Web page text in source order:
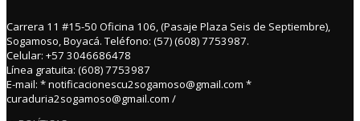
Carrera 11 #15-50 Oficina 106, (Pasaje Plaza Seis de Septiembre),
Sogamoso, Boyacá. Teléfono: (57) (608) 7753987.
Celular: +57 3046686478
Línea gratuita: (608) 7753987
E-mail: * notificacionescu2sogamoso@gmail.com *
curaduria2sogamoso@gmail.com /